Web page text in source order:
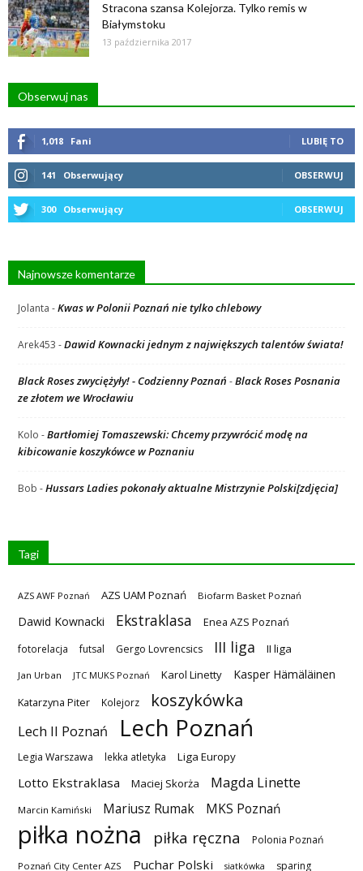
Stracona szansa Kolejorza. Tylko remis w
Białymstoku
13 października 2017
Obserwuj nas
1,018 Fani LUBIĘ TO
141 Obserwujący OBSERWUJ
300 Obserwujący OBSERWUJ
Najnowsze komentarze
Jolanta -Kwas w Polonii Poznań nie tylko chlebowy
Arek453 -Dawid Kownacki jednym z największych talentów świata!
Black Roses zwyciężyły! - Codzienny Poznań -Black Roses Posnania
ze złotem we Wrocławiu
Kolo -Bartłomiej Tomaszewski: Chcemy przywrócić modę na
kibicowanie koszykówce w Poznaniu
Bob -Hussars Ladies pokonały aktualne Mistrzynie Polski[zdjęcia]
Tagi
AZS AWF Poznań AZS UAM Poznań Biofarm Basket Poznań
Dawid Kownacki Ekstraklasa Enea AZS Poznań
fotorelacja futsal Gergo Lovrencsics III liga II liga
Jan Urban JTC MUKS Poznań Karol Linetty Kasper Hämäläinen
Katarzyna Piter Kolejorz koszykówka
Lech II Poznań Lech Poznań
Legia Warszawa lekka atletyka Liga Europy
Lotto Ekstraklasa Maciej Skorża Magda Linette
Marcin Kamiński Mariusz Rumak MKS Poznań
piłka nożna piłka ręczna Polonia Poznań
Poznań City Center AZS Puchar Polski siatkówka sparing